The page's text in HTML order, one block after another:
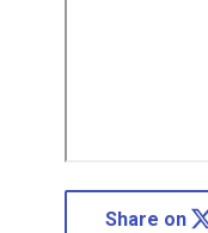
Share on